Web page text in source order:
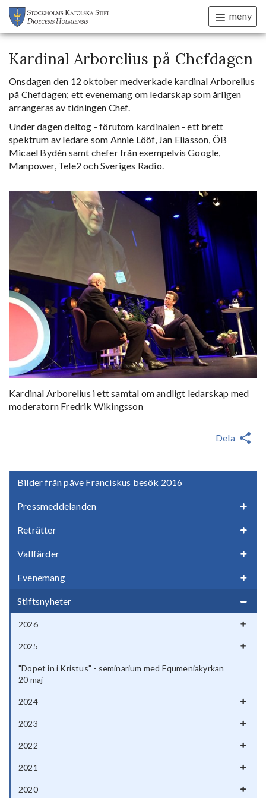
meny
Bilder från påve Franciskus besök 2016
Pressmeddelanden
Reträtter
Vallfärder
Evenemang
Stiftsnyheter
2026
2025
"Dopet in i Kristus" - seminarium med Equmeniakyrkan
20 maj
2024
2023
2022
2021
2020
Kardinal Arborelius på Chefdagen
Onsdagen den 12 oktober medverkade kardinal Arborelius
på Chefdagen; ett evenemang om ledarskap som årligen
arrangeras av tidningen Chef.
Under dagen deltog - förutom kardinalen - ett brett
spektrum av ledare som Annie Lööf, Jan Eliasson, ÖB
Micael Bydén samt chefer från exempelvis Google,
Manpower, Tele2 och Sveriges Radio.
Kardinal Arborelius i ett samtal om andligt ledarskap med
moderatorn Fredrik Wikingsson
Dela